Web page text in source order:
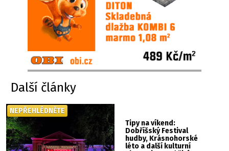
Další články
Tipy na víkend:
Dobříšský Festival
hudby, Krásnohorské
léto a další kulturní
NEPŘEHLÉDNĚTE